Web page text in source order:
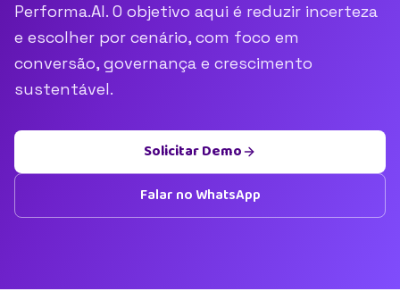
Performa.AI. O objetivo aqui é reduzir incerteza
e escolher por cenário, com foco em
conversão, governança e crescimento
sustentável.
Solicitar Demo
Falar no WhatsApp